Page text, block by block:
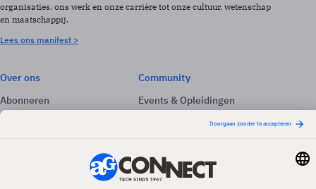
organisaties, ons werk en onze carrière tot onze cultuur, wetenschap
en maatschappij.
Lees ons manifest >
Over ons
Abonneren
Adverteren
Community
Events & Opleidingen